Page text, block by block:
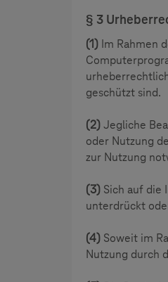
§ 3
(1) Im Rahmen
geschützt sind.
(2)Jegliche
oder Nutzung
zur Nutzung
(3) Sich auf die
unterdrückt
(4) Soweit im
Nutzung durch